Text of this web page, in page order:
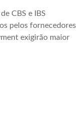
CBS e IBS
pelos fornecedores
exigirão maior